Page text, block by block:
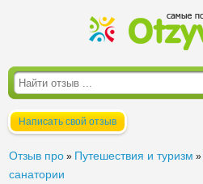
Написать свой отзыв
Отзыв про » Путешествия и туризм »
санатории